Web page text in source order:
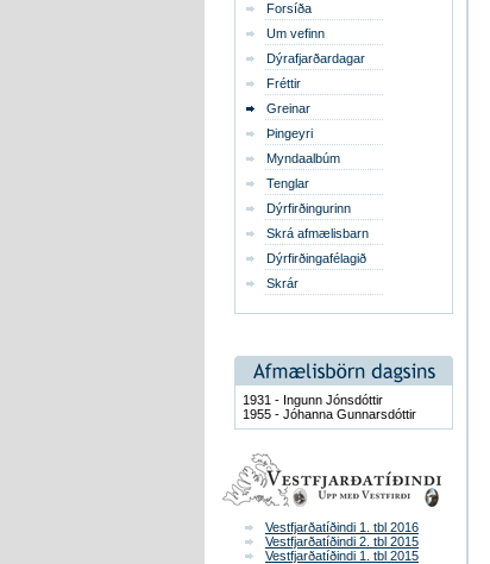
Forsíða
Um vefinn
Dýrafjarðardagar
Fréttir
Greinar
Þingeyri
Myndaalbúm
Tenglar
Dýrfirðingurinn
Skrá afmælisbarn
Dýrfirðingafélagið
Skrár
1931 - Ingunn Jónsdóttir
1955 - Jóhanna Gunnarsdóttir
Vestfjarðatíðindi 1. tbl 2016
Vestfjarðatíðindi 2. tbl 2015
Vestfjarðatíðindi 1. tbl 2015